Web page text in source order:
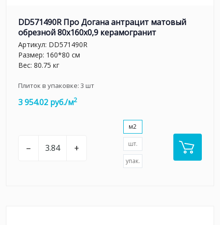
DD571490R Про Догана антрацит матовый
обрезной 80x160x0,9 керамогранит
Артикул: DD571490R
Размер: 160*80 см
Вес: 80.75 кг
Плиток в упаковке: 3 шт
3 954.02 руб./м2
– +
м2
шт.
упак.